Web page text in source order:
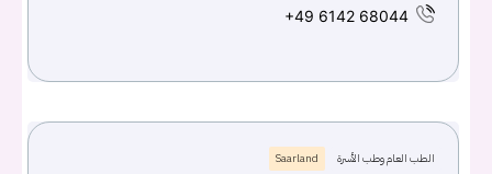
+49 6142 68044
الطب العام وطب الأسرة Saarland